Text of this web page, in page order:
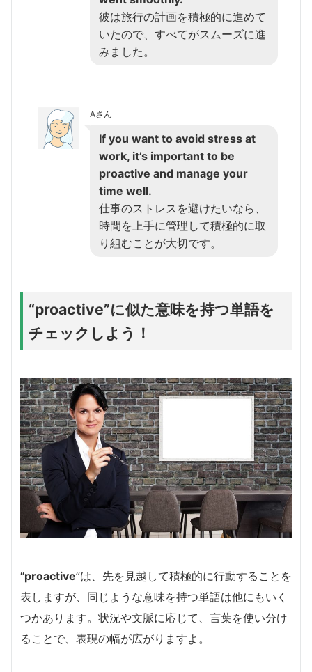
彼は旅行の計画を積極的に進めて
いたので、すべてがスムーズに進
みました。
Aさん
If you want to avoid stress at
work, it’s important to be
proactive and manage your
time well.
仕事のストレスを避けたいなら、
時間を上手に管理して積極的に取
り組むことが大切です。
“proactive”に似た意味を持つ単語を
チェックしよう！
“proactive”は、先を見越して積極的に行動することを
表しますが、同じような意味を持つ単語は他にもいく
つかあります。状況や文脈に応じて、言葉を使い分け
ることで、表現の幅が広がりますよ。